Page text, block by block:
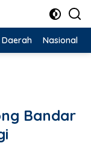
Daerah Nasional
Bandar